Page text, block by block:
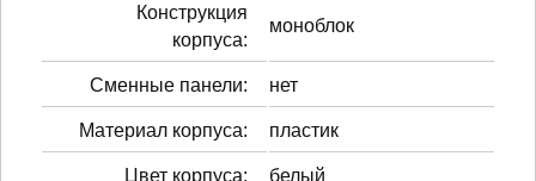
Конструкция
корпуса:
моноблок
Сменные панели: нет
Материал корпуса: пластик
Цвет корпуса: белый